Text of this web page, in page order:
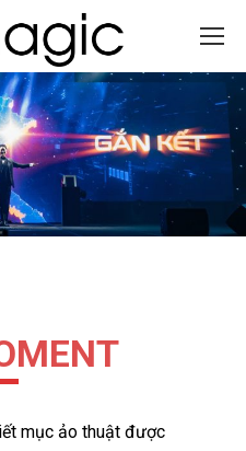
mục ảo thuật được